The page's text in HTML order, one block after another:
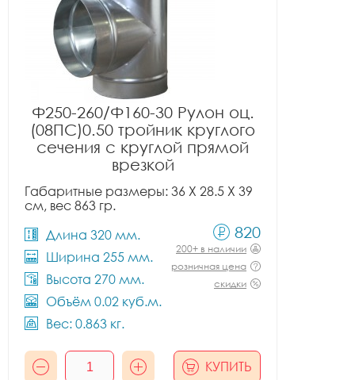
Ф250-260/Ф160-30 Рулон оц.
(08ПС)0.50 тройник круглого
сечения с круглой прямой
врезкой
Габаритные размеры: 36 X 28.5 X 39
см, вес 863 гр.
Длина 320 мм.
Ширина 255 мм.
Высота 270 мм.
Объём 0.02 куб.м.
Вес: 0.863 кг.
820
200+ в наличии
розничная цена
скидки
КУПИТЬ